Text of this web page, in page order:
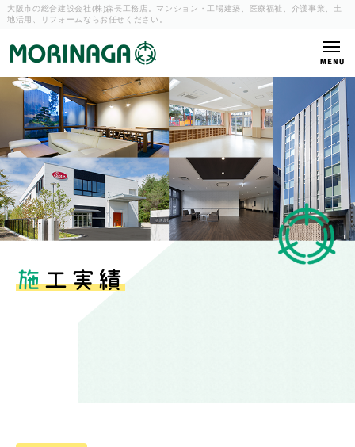
大阪市の総合建設会社(株)森長工務店。マンション・工場建築、
医療福祉、介護事業、土
地活用、リフォームならお任せください。